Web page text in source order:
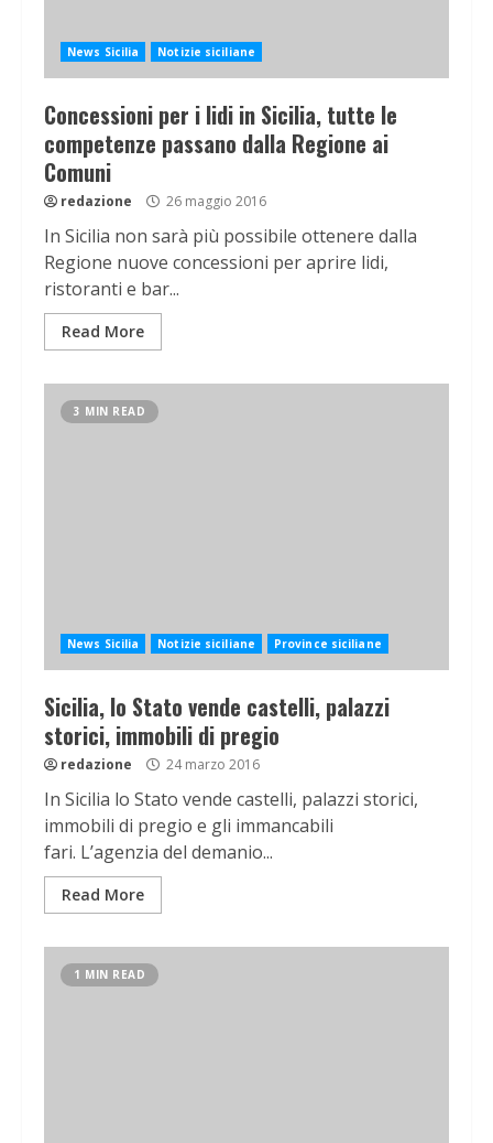
News Sicilia Notizie siciliane
Concessioni per i lidi in Sicilia, tutte le
competenze passano dalla Regione ai
Comuni
redazione 26 maggio 2016
In Sicilia non sarà più possibile ottenere dalla
Regione nuove concessioni per aprire lidi,
ristoranti e bar...
Read More
3 MIN READ
News Sicilia Notizie siciliane Province siciliane
Sicilia, lo Stato vende castelli, palazzi
storici, immobili di pregio
redazione 24 marzo 2016
In Sicilia lo Stato vende castelli, palazzi storici,
immobili di pregio e gli immancabili
fari. L’agenzia del demanio...
Read More
1 MIN READ